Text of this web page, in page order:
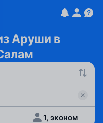
Аруши в
1, эконом